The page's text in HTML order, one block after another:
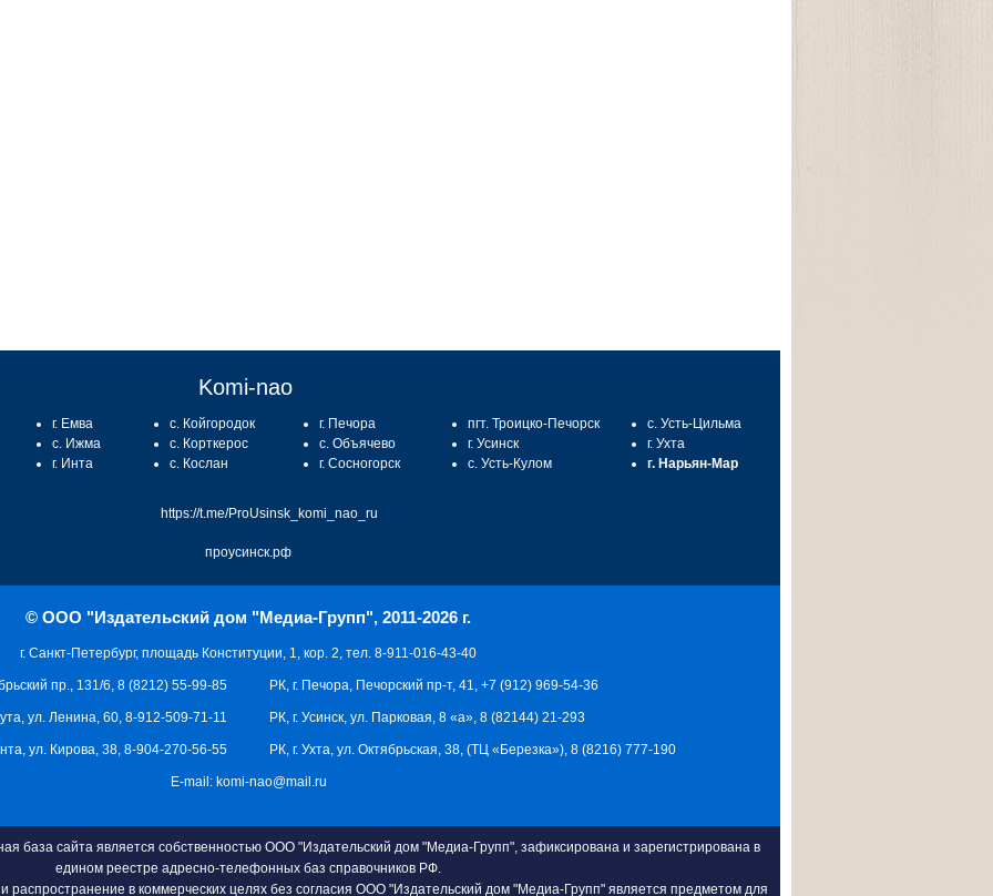
Komi-nao
г. Емва
с. Ижма
г. Инта
с. Койгородок
с. Корткерос
с. Кослан
г. Печора
с. Объячево
г. Сосногорск
пгт. Троицко-Печорск
г. Усинск
с. Усть-Кулом
с. Усть-Цильма
г. Ухта
г. Нарьян-Мар
https://t.me/ProUsinsk_komi_nao_ru
проусинск.рф
© ООО "Издательский дом "Медиа-Групп", 2011-2026 г.
г. Санкт-Петербург, площадь Конституции, 1, кор. 2, тел. 8-911-016-43-40
РК, г. Печора, Печорский пр-т, 41, +7 (912) 969-54-36
РК, г. Усинск, ул. Парковая, 8 «а», 8 (82144) 21-293
РК, г. Ухта, ул. Октябрьская, 38, (ТЦ «Березка»), 8 (8216) 777-190
пр., 131/6, 8 (8212) 55-99-85
ул. Ленина, 60, 8-912-509-71-11
ул. Кирова, 38, 8-904-270-56-55
E-mail: komi-nao@mail.ru
база сайта является собственностью ООО "Издательский дом "Медиа-Групп", зафиксирована и зарегистрирована в
едином реестре адресно-телефонных баз справочников РФ.
распространение в коммерческих целях без согласия ООО "Издательский дом "Медиа-Групп" является предметом для